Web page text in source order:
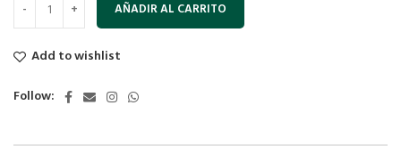
AÑADIR AL CARRITO
Add to wishlist
Follow: